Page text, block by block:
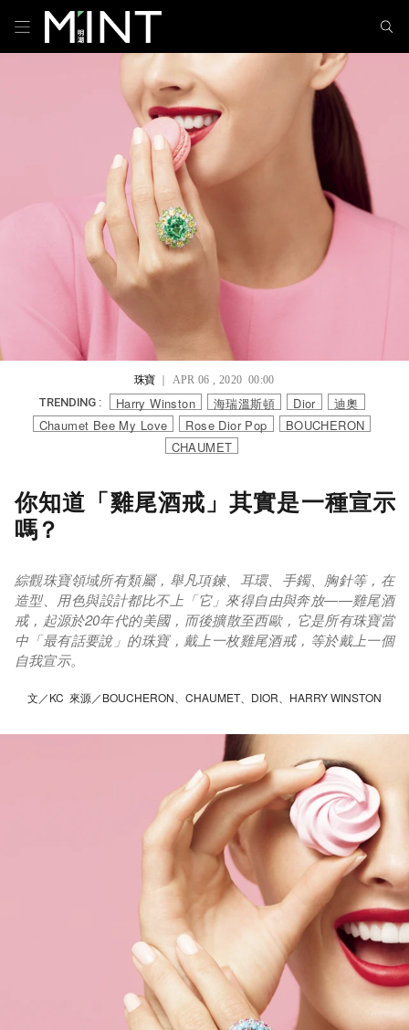
珠寶｜ APR 06 , 2020 00:00
TRENDING : Harry Winston 海瑞溫斯頓 Dior
迪奧
Chaumet Bee My Love
Rose Dior Pop
BOUCHERON
CHAUMET
你知道「雞尾酒戒」其實是一種宣示
嗎？
綜觀珠寶領域所有類屬，舉凡項鍊、耳環、手鐲、胸針等，在
造型、用色與設計都比不上「它」來得自由與奔放——雞尾酒
戒，起源於20年代的美國，而後擴散至西歐，它是所有珠寶當
中「最有話要說」的珠寶，戴上一枚雞尾酒戒，等於戴上一個
自我宣示。
文／KC 來源／BOUCHERON、CHAUMET、DIOR、HARRY WINSTON